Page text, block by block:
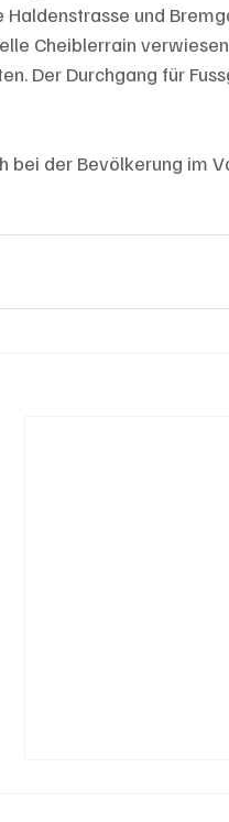
und
Cheiblerrain
Der Durchgang für
bei der Bevölkerung im